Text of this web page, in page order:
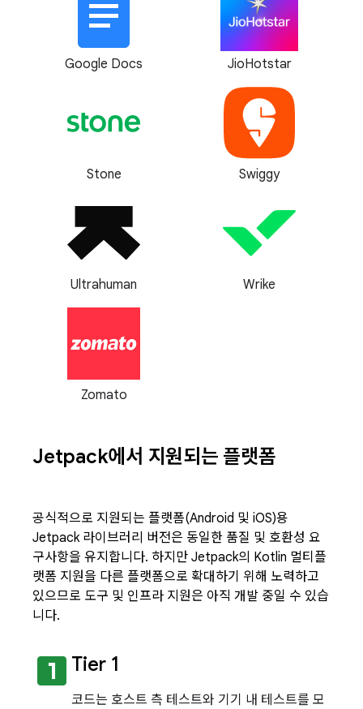
Google Docs JioHotstar
Stone Swiggy
Ultrahuman Wrike
Zomato
Jetpack에서 지원되는 플랫폼
공식적으로 지원되는 플랫폼(Android 및 iOS)용
Jetpack 라이브러리 버전은 동일한 품질 및 호환성 요
구사항을 유지합니다. 하지만 Jetpack의 Kotlin 멀티플
랫폼 지원을 다른 플랫폼으로 확대하기 위해 노력하고
있으므로 도구 및 인프라 지원은 아직 개발 중일 수 있습
니다.
looks_one Tier 1
코드는 호스트 측 테스트와 기기 내 테스트를 모